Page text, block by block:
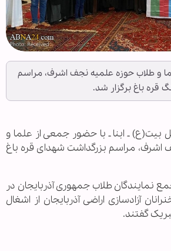
و طلاب حوزه علمیه نجف اشرف، مراسم
قره باغ برگزار شد.
بیت(ع) ـ ابنا ـ با حضور جمعی از علما و
اشرف، مراسم بزرگداشت شهدای قره باغ
نمایندگان طلاب جمهوری آذربایجان در
آزادسازی اراضی آذربایجان از اشغال
گفتند.